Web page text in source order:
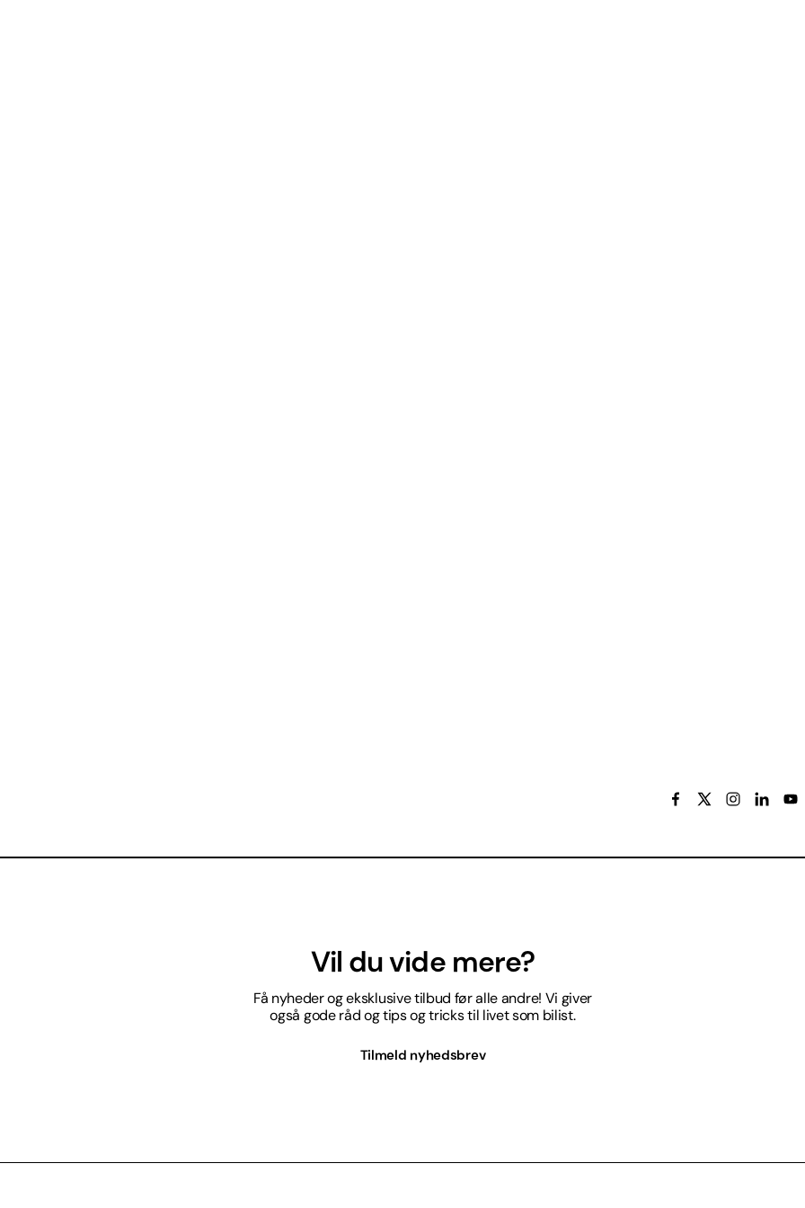
Vil du vide mere?
Få nyheder og eksklusive tilbud før alle andre! Vi giver
også gode råd og tips og tricks til livet som bilist.
Tilmeld nyhedsbrev